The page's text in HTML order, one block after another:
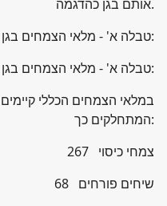
אותם בגן כהדגמה.
טבלה א' - מלאי הצמחים בגן בשנת 1953 (כולל צמחי הארץ):
טבלה א' - מלאי הצמחים בגן בשנת 1953 (כולל צמחי הארץ):
המתחלקים כך:
267 צמחי כיסוי
68 שיחים פורחים